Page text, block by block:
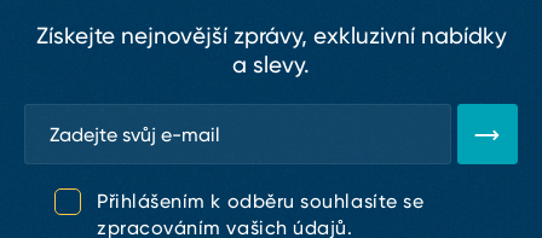
Získejte nejnovější zprávy, exkluzivní nabídky
a slevy.
Přihlášením k odběru souhlasíte se
zpracováním vašich údajů.